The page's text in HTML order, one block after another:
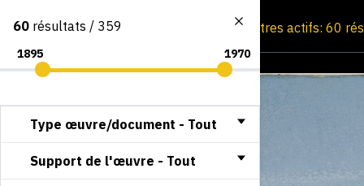
Consultation par image Filtres actifs: 60
60 résultats / 359
Type œuvre/document - Tout
Support de l'œuvre - Tout